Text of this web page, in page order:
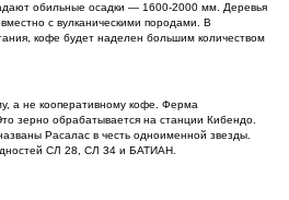
обильные осадки — 1600-2000 мм. Деревья
с вулканическими породами. В
кофе будет наделен большим количеством
а не кооперативному кофе. Ферма
зерно обрабатывается на станции Кибендо.
Расалас в честь одноименной звезды.
СЛ 28, СЛ 34 и БАТИАН.